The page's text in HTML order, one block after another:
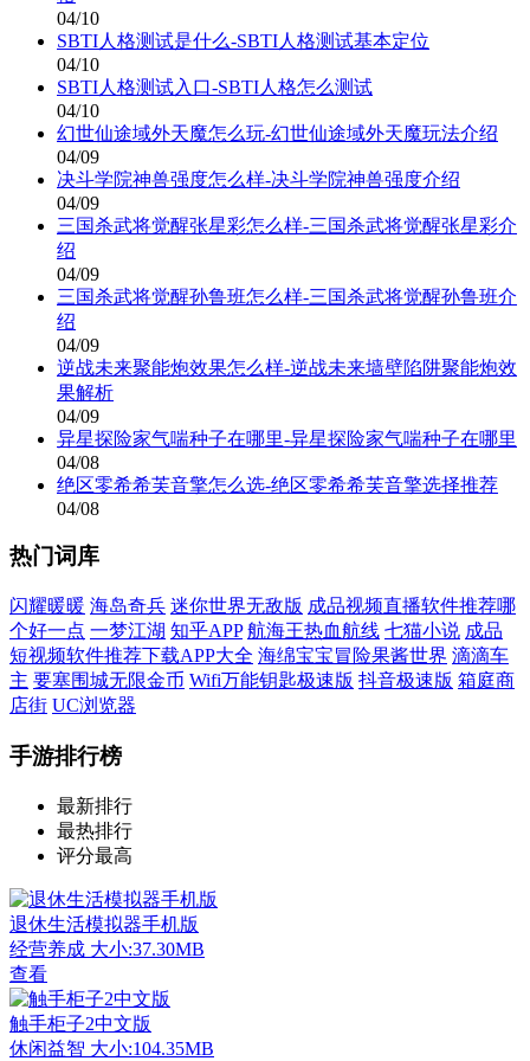
04/10
SBTI人格测试是什么-SBTI人格测试基本定位
04/10
SBTI人格测试入口-SBTI人格怎么测试
04/10
幻世仙途域外天魔怎么玩-幻世仙途域外天魔玩法介绍
04/09
决斗学院神兽强度怎么样-决斗学院神兽强度介绍
04/09
三国杀武将觉醒张星彩怎么样-三国杀武将觉醒张星彩介
绍
04/09
三国杀武将觉醒孙鲁班怎么样-三国杀武将觉醒孙鲁班介
绍
04/09
逆战未来聚能炮效果怎么样-逆战未来墙壁陷阱聚能炮效
果解析
04/09
异星探险家气喘种子在哪里-异星探险家气喘种子在哪里
04/08
绝区零希希芙音擎怎么选-绝区零希希芙音擎选择推荐
04/08
热门词库
闪耀暖暖 海岛奇兵 迷你世界无敌版 成品视频直播软件推荐哪
个好一点 一梦江湖 知乎APP 航海王热血航线 七猫小说 成品
短视频软件推荐下载APP大全 海绵宝宝冒险果酱世界 滴滴车
主 要塞围城无限金币 Wifi万能钥匙极速版 抖音极速版 箱庭商
店街 UC浏览器
手游排行榜
最新排行
最热排行
评分最高
退休生活模拟器手机版
经营养成 大小:37.30MB
查看
触手柜子2中文版
休闲益智 大小:104.35MB